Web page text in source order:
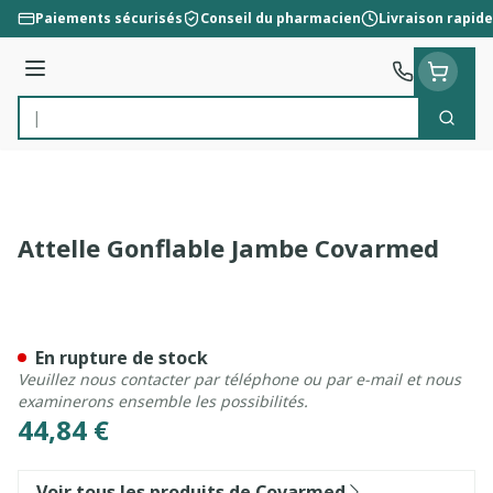
Aller au contenu
Paiements sécurisés Conseil du pharmacien Livraison rapide
Menu
Rechercher
Attelle Gonflable Jambe Covarmed
44,84 €
En rupture de stock
Veuillez nous contacter par téléphone ou par e-mail et nous
examinerons ensemble les possibilités.